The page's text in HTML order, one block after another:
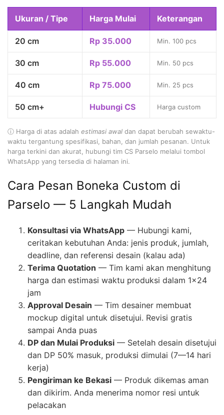
Ukuran / Tipe Harga Mulai Keterangan
20 cm Rp 35.000 Min. 100 pcs
30 cm Rp 55.000 Min. 50 pcs
40 cm Rp 75.000 Min. 25 pcs
50 cm+ Hubungi CS Harga custom
ⓘ Harga di atas adalah estimasi awal dan dapat berubah sewaktu-
waktu tergantung spesifikasi, bahan, dan jumlah pesanan. Untuk
harga terkini dan akurat, hubungi tim CS Parselo melalui tombol
WhatsApp yang tersedia di halaman ini.
Cara Pesan Boneka Custom di
Parselo — 5 Langkah Mudah
Konsultasi via WhatsApp — Hubungi kami,
ceritakan kebutuhan Anda: jenis produk, jumlah,
deadline, dan referensi desain (kalau ada)
Terima Quotation — Tim kami akan menghitung
harga dan estimasi waktu produksi dalam 1×24
jam
Approval Desain — Tim desainer membuat
mockup digital untuk disetujui. Revisi gratis
sampai Anda puas
DP dan Mulai Produksi — Setelah desain disetujui
dan DP 50% masuk, produksi dimulai (7—14 hari
kerja)
Pengiriman ke Bekasi — Produk dikemas aman
dan dikirim. Anda menerima nomor resi untuk
pelacakan